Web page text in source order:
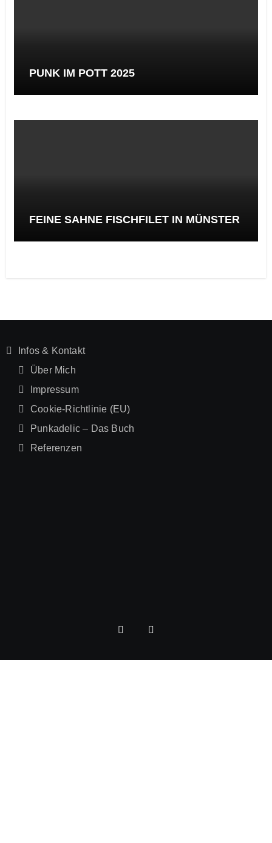
PUNK IM POTT 2025
FEINE SAHNE FISCHFILET IN MÜNSTER
Infos & Kontakt
Über Mich
Impressum
Cookie-Richtlinie (EU)
Punkadelic – Das Buch
Referenzen